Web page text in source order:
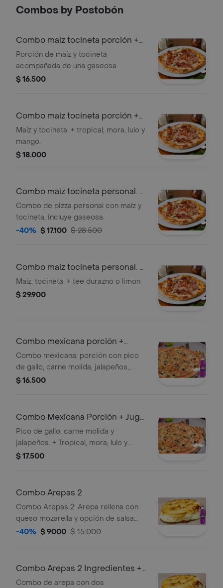
Combos by Postobón
Combo maiz tocineta porción +
gaseosa
Porción de maíz y tocineta
acompañada de una gaseosa.
$ 16.500
Combo maiz tocineta porción +
tee
Maíz y tocineta. + tropical, mora, lulo y
mango.
$ 18.000
Combo maiz tocineta personal. +
gaseosa
Combo de pizza personal con maíz y
tocineta, incluye gaseosa.
-40% $ 17.100 $ 28.500
Combo maiz tocineta personal. +
tee
Maíz, tocineta. + tee durazno o limon
$ 29.900
Combo mexicana porción +
gaseosa
Combo mexicana: porción con pico
de gallo, carne molida, jalapeños,
champiñones, aceitunas y gaseosa
$ 16.500
Combo Mexicana Porción + Jugo
Hit 350Ml
Pico de gallo, carne molida y
jalapeños. + Tropical, mora, lulo y
mango.
$ 17.500
Combo Arepas 2
Combo Arepas 2: Arepa rellena con
queso mozarella y opción de salsa
napolitana o bechamel, más la
-40% $ 9000 $ 15.000
Combo Arepas 2 Ingredientes +
Hit 350Ml
Combo de arepa con dos